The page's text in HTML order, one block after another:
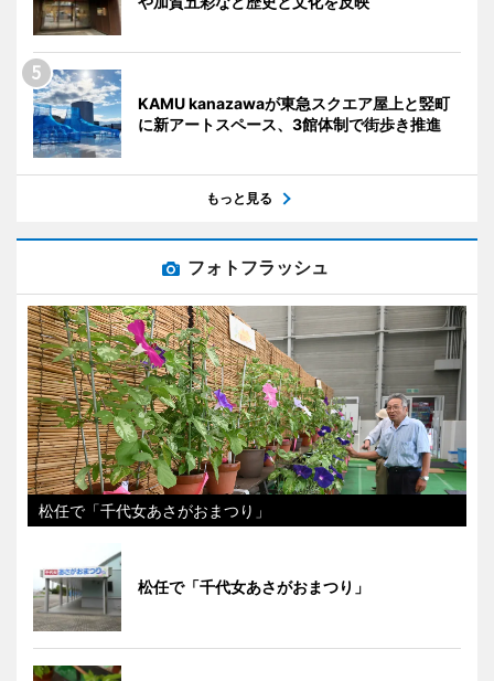
KAMU kanazawaが東急スクエア屋上と竪町
に新アートスペース、3館体制で街歩き推進
もっと見る
フォトフラッシュ
松任で「千代女あさがおまつり」
松任で「千代女あさがおまつり」